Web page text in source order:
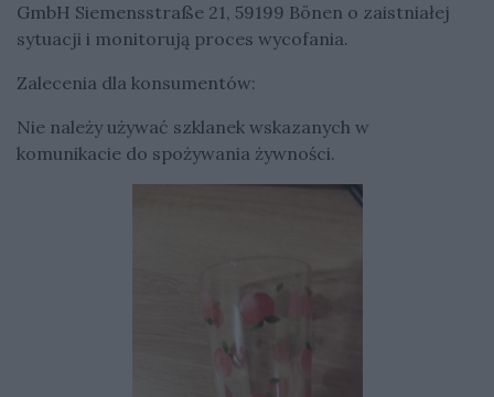
GmbH Siemensstraße 21, 59199 Bönen o zaistniałej
sytuacji i monitorują proces wycofania.
Zalecenia dla konsumentów:
Nie należy używać szklanek wskazanych w
komunikacie do spożywania żywności.